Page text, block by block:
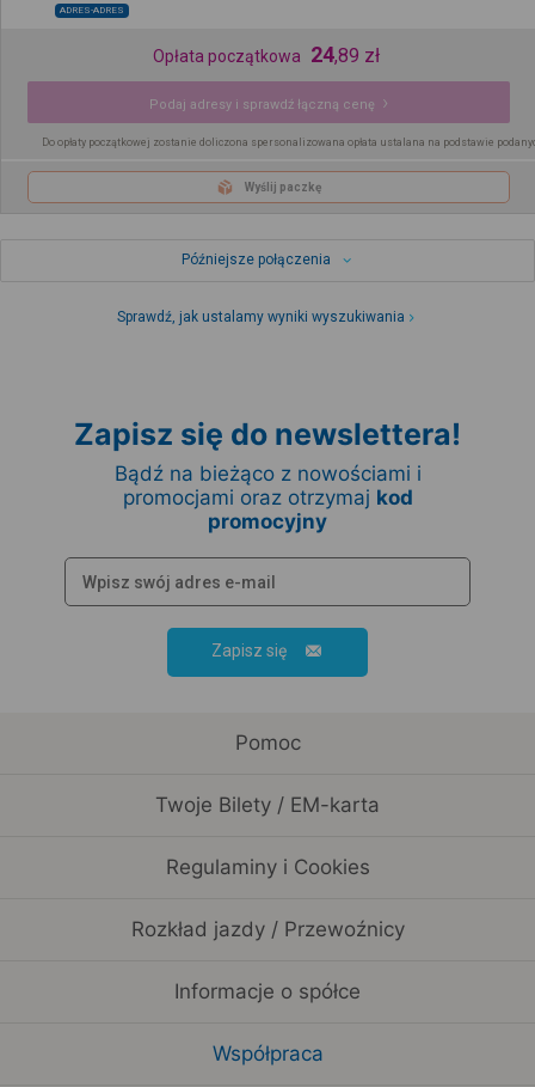
ADRES-ADRES
Opłata początkowa 24,89 zł
Podaj adresy i sprawdź łączną cenę
Do opłaty początkowej zostanie doliczona spersonalizowana opłata ustalana na podstawie
Wyślij paczkę
Późniejsze połączenia
Sprawdź, jak ustalamy wyniki wyszukiwania
Zapisz się do newslettera!
Bądź na bieżąco z nowościami i
promocjami oraz otrzymaj kod
promocyjny
Zapisz się
Pomoc
Twoje Bilety / EM-karta
Regulaminy i Cookies
Rozkład jazdy / Przewoźnicy
Informacje o spółce
Współpraca